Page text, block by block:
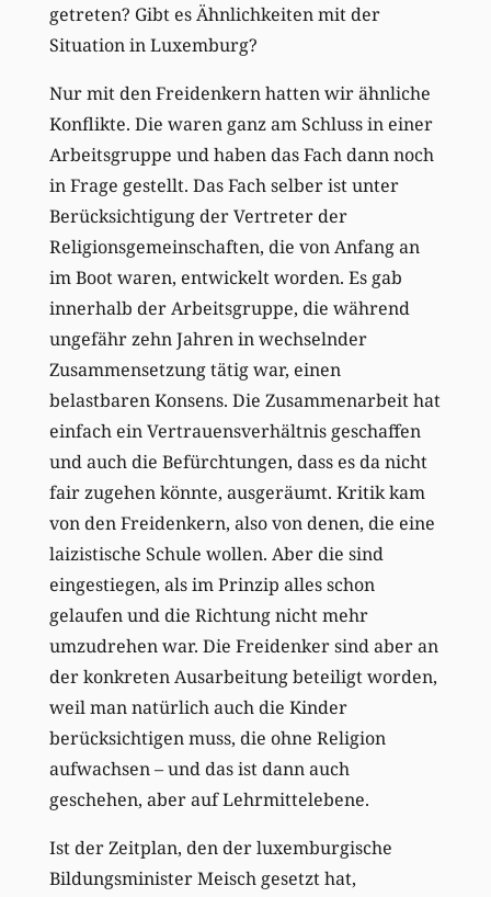
getreten? Gibt es Ähnlichkeiten mit der
Situation in Luxemburg?
Nur mit den Freidenkern hatten wir ähnliche
Konflikte. Die waren ganz am Schluss in einer
Arbeitsgruppe und haben das Fach dann noch
in Frage gestellt. Das Fach selber ist unter
Berücksichtigung der Vertreter der
Religionsgemeinschaften, die von Anfang an
im Boot waren, entwickelt worden. Es gab
innerhalb der Arbeitsgruppe, die während
ungefähr zehn Jahren in wechselnder
Zusammensetzung tätig war, einen
belastbaren Konsens. Die Zusammenarbeit hat
einfach ein Vertrauensverhältnis geschaffen
und auch die Befürchtungen, dass es da nicht
fair zugehen könnte, ausgeräumt. Kritik kam
von den Freidenkern, also von denen, die eine
laizistische Schule wollen. Aber die sind
eingestiegen, als im Prinzip alles schon
gelaufen und die Richtung nicht mehr
umzudrehen war. Die Freidenker sind aber an
der konkreten Ausarbeitung beteiligt worden,
weil man natürlich auch die Kinder
berücksichtigen muss, die ohne Religion
aufwachsen – und das ist dann auch
geschehen, aber auf Lehrmittelebene.
Ist der Zeitplan, den der luxemburgische
Bildungsminister Meisch gesetzt hat,